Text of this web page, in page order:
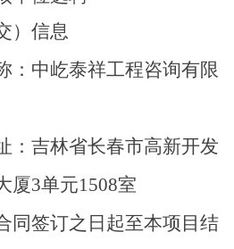
）信息
：中屹泰祥工程咨询有限
：吉林省长春市高新开发
厦3单元1508室
同签订之日起至本项目结